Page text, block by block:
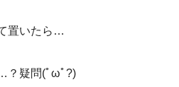
置いたら…
？疑問(ﾟωﾟ?)